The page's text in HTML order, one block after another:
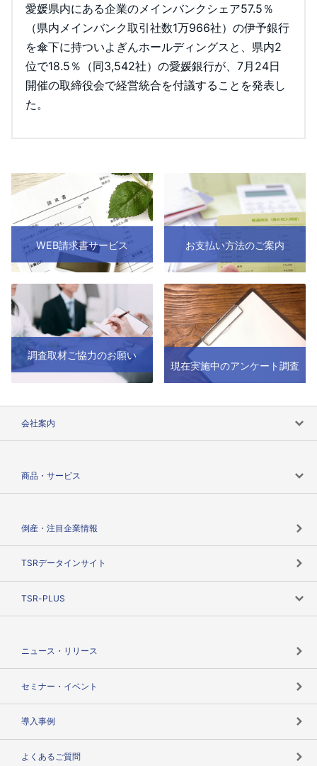
愛媛県内にある企業のメインバンクシェア57.5％
（県内メインバンク取引社数1万966社）の伊予銀行
を傘下に持ついよぎんホールディングスと、県内2
位で18.5％（同3,542社）の愛媛銀行が、7月24日
開催の取締役会で経営統合を付議することを発表し
た。
WEB請求書サービス お支払い方法のご案内
調査取材ご協力のお願い
現在実施中のアンケート調査
会社案内
商品・サービス
倒産・注目企業情報
TSRデータインサイト
TSR-PLUS
ニュース・リリース
セミナー・イベント
導入事例
よくあるご質問